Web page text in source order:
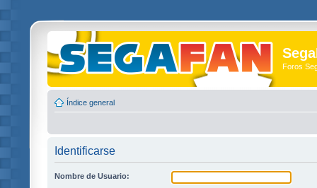
Foros
Índice general
Identificarse
Nombre de Usuario: